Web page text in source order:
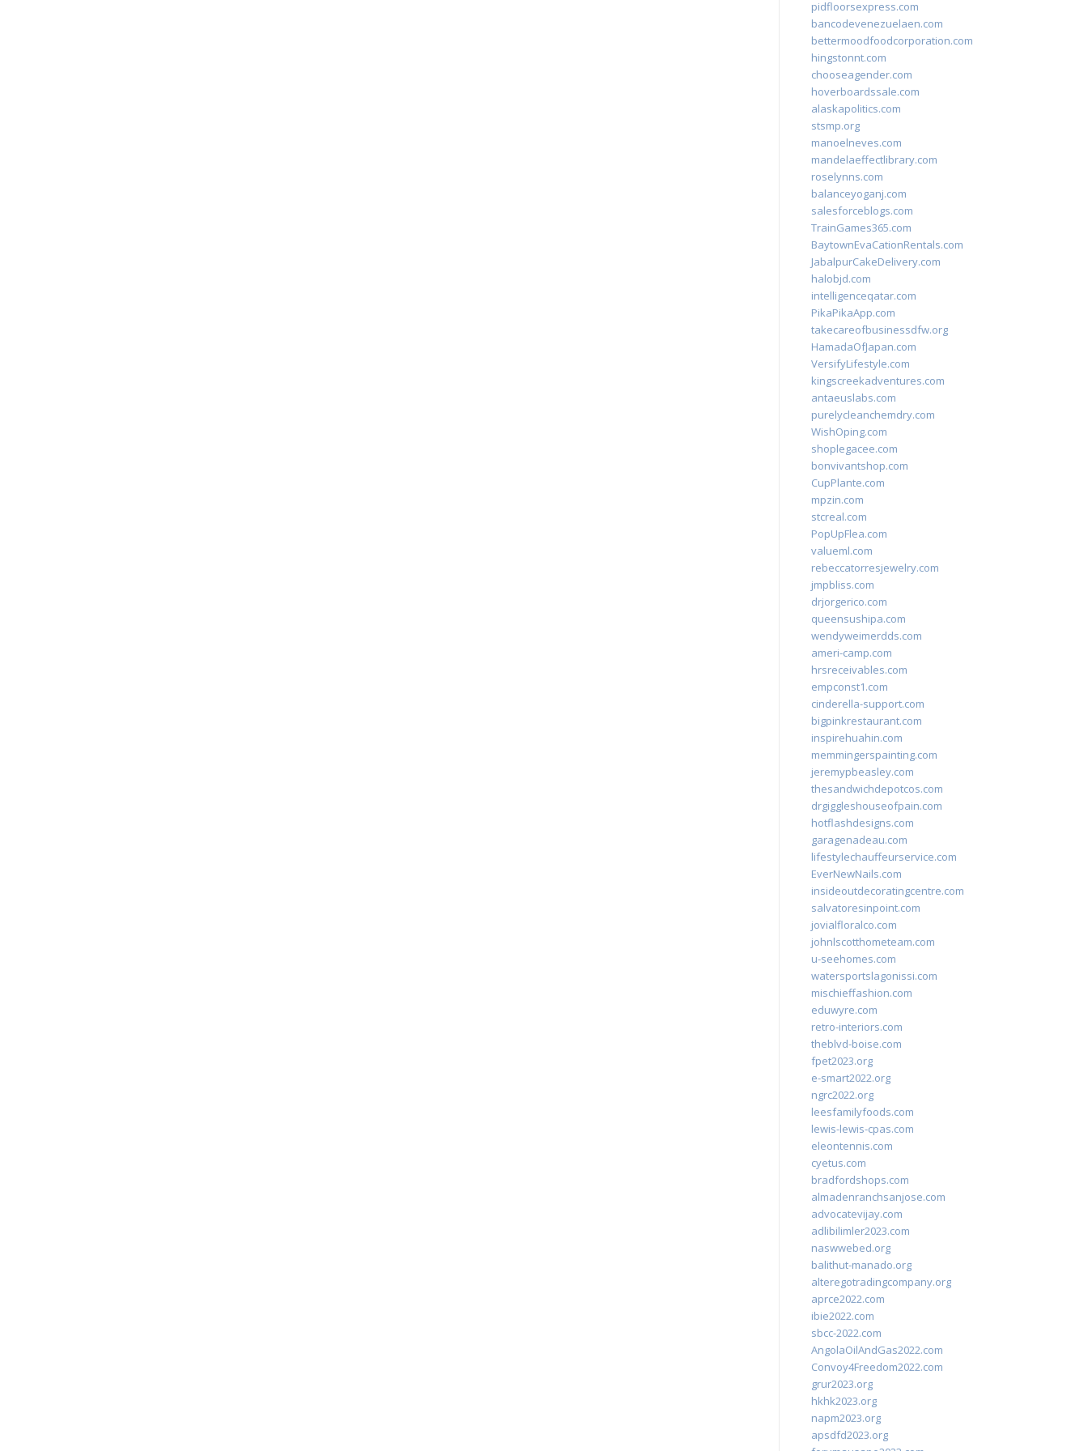
pidfloorsexpress.com
bancodevenezuelaen.com
bettermoodfoodcorporation.com
hingstonnt.com
chooseagender.com
hoverboardssale.com
alaskapolitics.com
stsmp.org
manoelneves.com
mandelaeffectlibrary.com
roselynns.com
balanceyoganj.com
salesforceblogs.com
TrainGames365.com
BaytownEvaCationRentals.com
JabalpurCakeDelivery.com
halobjd.com
intelligenceqatar.com
PikaPikaApp.com
takecareofbusinessdfw.org
HamadaOfJapan.com
VersifyLifestyle.com
kingscreekadventures.com
antaeuslabs.com
purelycleanchemdry.com
WishOping.com
shoplegacee.com
bonvivantshop.com
CupPlante.com
mpzin.com
stcreal.com
PopUpFlea.com
valueml.com
rebeccatorresjewelry.com
jmpbliss.com
drjorgerico.com
queensushipa.com
wendyweimerdds.com
ameri-camp.com
hrsreceivables.com
empconst1.com
cinderella-support.com
bigpinkrestaurant.com
inspirehuahin.com
memmingerspainting.com
jeremypbeasley.com
thesandwichdepotcos.com
drgiggleshouseofpain.com
hotflashdesigns.com
garagenadeau.com
lifestylechauffeurservice.com
EverNewNails.com
insideoutdecoratingcentre.com
salvatoresinpoint.com
jovialfloralco.com
johnlscotthometeam.com
u-seehomes.com
watersportslagonissi.com
mischieffashion.com
eduwyre.com
retro-interiors.com
theblvd-boise.com
fpet2023.org
e-smart2022.org
ngrc2022.org
leesfamilyfoods.com
lewis-lewis-cpas.com
eleontennis.com
cyetus.com
bradfordshops.com
almadenranchsanjose.com
advocatevijay.com
adlibilimler2023.com
naswwebed.org
balithut-manado.org
alteregotradingcompany.org
aprce2022.com
ibie2022.com
sbcc-2022.com
AngolaOilAndGas2022.com
Convoy4Freedom2022.com
grur2023.org
hkhk2023.org
napm2023.org
apsdfd2023.org